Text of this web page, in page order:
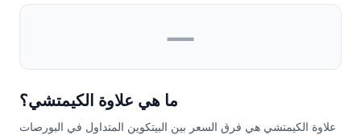
—
ما هي علاوة الكيمتشي؟
علاوة الكيمتشي هي فرق السعر بين البيتكوين المتداول في البورصات